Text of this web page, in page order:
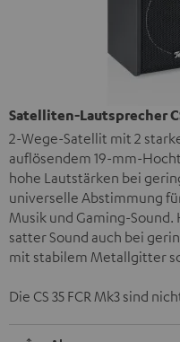
Satelliten-Lautsprecher
2-Wege-Satellit mit 2
auflösendem 19-mm-
hohe Lautstärken bei
universelle Abstimmung
Musik und Gaming-
satter Sound auch bei
mit stabilem Metallgitter
Die CS 35 FCR Mk3 sind